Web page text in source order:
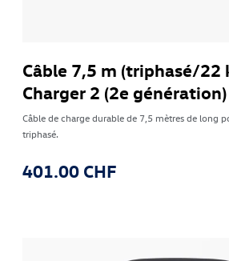
Câble 7,5 m (triphasé/22
Charger 2 (2e génération)
Câble de charge durable de 7,5 mètres de long
triphasé.
401.00 CHF